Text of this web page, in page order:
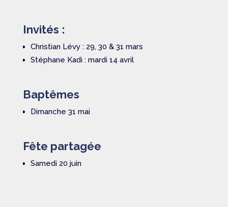
Invités :
Christian Lévy : 29, 30 & 31 mars
Stéphane Kadi : mardi 14 avril
Baptêmes
Dimanche 31 mai
Fête partagée
Samedi 20 juin